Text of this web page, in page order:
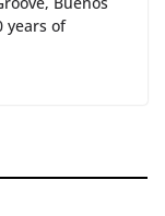
years of